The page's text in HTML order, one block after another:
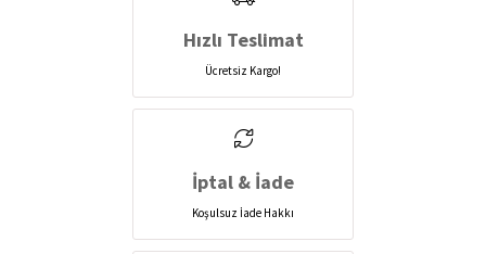
Hızlı Teslimat
Ücretsiz Kargo!
İptal & İade
Koşulsuz İade Hakkı